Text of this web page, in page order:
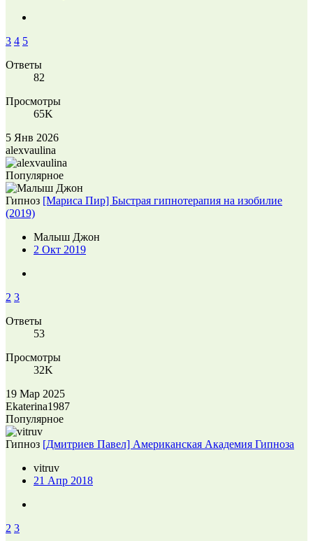
3 4 5
Ответы
82
Просмотры
65K
5 Янв 2026
alexvaulina
Популярное
Гипноз [Мариса Пир] Быстрая гипнотерапия на изобилие
(2019)
Малыш Джон
2 Окт 2019
2 3
Ответы
53
Просмотры
32K
19 Мар 2025
Ekaterina1987
Популярное
Гипноз [Дмитриев Павел] Американская Академия Гипноза
vitruv
21 Апр 2018
2 3